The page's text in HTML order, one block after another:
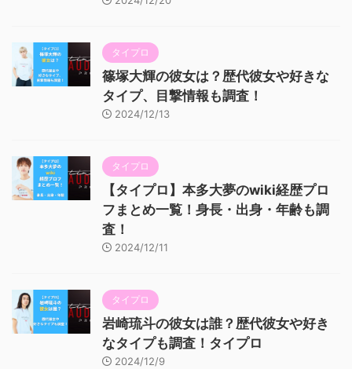
タイプロ
篠塚大輝の彼女は？歴代彼女や好きな
タイプ、目撃情報も調査！
2024/12/13
タイプロ
【タイプロ】本多大夢のwiki経歴プロ
フまとめ一覧！身長・出身・年齢も調
査！
2024/12/11
タイプロ
岩崎琉斗の彼女は誰？歴代彼女や好き
なタイプも調査！タイプロ
2024/12/9